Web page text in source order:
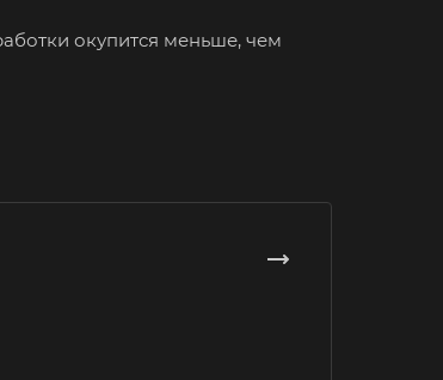
окупится меньше, чем